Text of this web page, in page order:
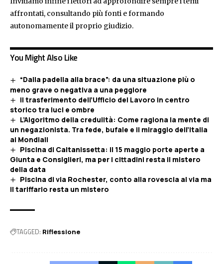
affrontati, consultando più fonti e formando
autonomamente il proprio giudizio.
You Might Also Like
“Dalla padella alla brace”: da una situazione più o
meno grave o negativa a una peggiore
Il trasferimento dell’Ufficio del Lavoro in centro
storico tra luci e ombre
L’Algoritmo della credulità: Come ragiona la mente di
un negazionista. Tra fede, bufale e il miraggio dell’Italia
ai Mondiali
Piscina di Caltanissetta: il 15 maggio porte aperte a
Giunta e Consiglieri, ma per i cittadini resta il mistero
della data
Piscina di via Rochester, conto alla rovescia al via ma
il tariffario resta un mistero
TAGGED: Riflessione